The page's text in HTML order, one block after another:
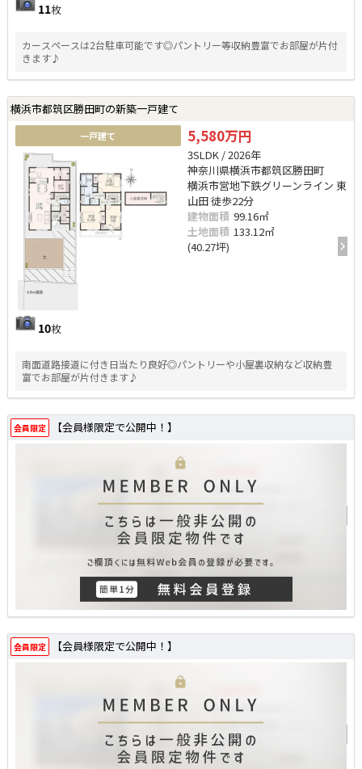
11枚
カースペースは2台駐車可能です◎パントリー等収納豊富でお部屋が片付
きます♪
横浜市都筑区勝田町の新築一戸建て
一戸建て
10枚
5,580万円
3SLDK / 2026年
神奈川県横浜市都筑区勝田町
横浜市営地下鉄グリーンライン 東
山田 徒歩22分
建物面積 99.16㎡
土地面積 133.12㎡
(40.27坪)
南面道路接道に付き日当たり良好◎パントリーや小屋裏収納など収納豊
富でお部屋が片付きます♪
会員限定 【会員様限定で公開中！】
会員限定 【会員様限定で公開中！】